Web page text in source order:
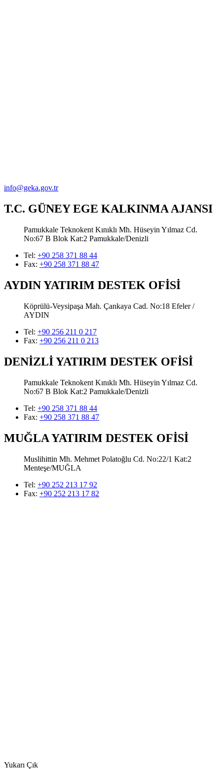
info@geka.gov.tr
T.C. GÜNEY EGE KALKINMA AJANSI
Pamukkale Teknokent Kınıklı Mh. Hüseyin Yılmaz Cd.
No:67 B Blok Kat:2 Pamukkale/Denizli
Tel: +90 258 371 88 44
Fax: +90 258 371 88 47
AYDIN YATIRIM DESTEK OFİSİ
Köprülü-Veysipaşa Mah. Çankaya Cad. No:18 Efeler /
AYDIN
Tel: +90 256 211 0 217
Fax: +90 256 211 0 213
DENİZLİ YATIRIM DESTEK OFİSİ
Pamukkale Teknokent Kınıklı Mh. Hüseyin Yılmaz Cd.
No:67 B Blok Kat:2 Pamukkale/Denizli
Tel: +90 258 371 88 44
Fax: +90 258 371 88 47
MUĞLA YATIRIM DESTEK OFİSİ
Muslihittin Mh. Mehmet Polatoğlu Cd. No:22/1 Kat:2
Menteşe/MUĞLA
Tel: +90 252 213 17 92
Fax: +90 252 213 17 82
Yukarı Çık